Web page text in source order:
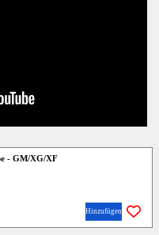
- GM/XG/XF
Hinzufügen